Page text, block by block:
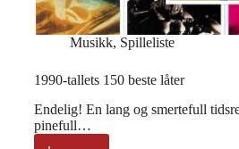
Musikk, Spilleliste
1990-tallets 150 beste låter
Endelig! En lang og smertefull
pinefull…